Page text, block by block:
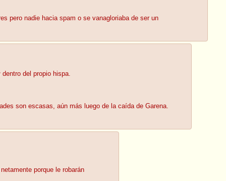
pero nadie hacia spam o se vanagloriaba de ser un
del propio hispa.
son escasas, aún más luego de la caída de Garena.
porque le robarán